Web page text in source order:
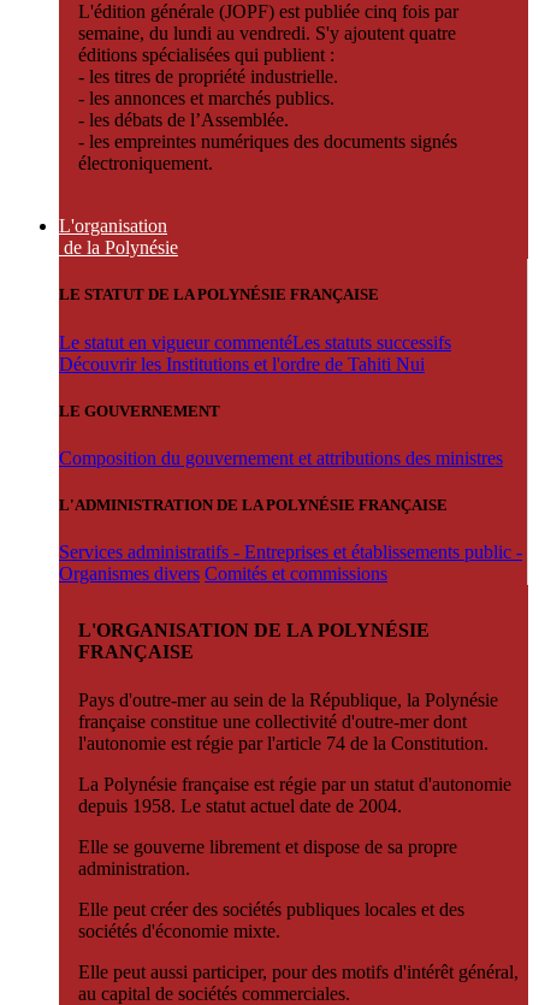
L'édition générale (JOPF) est publiée cinq fois par
semaine, du lundi au vendredi. S'y ajoutent quatre
éditions spécialisées qui publient :
- les titres de propriété industrielle.
- les annonces et marchés publics.
- les débats de l’Assemblée.
- les empreintes numériques des documents signés
électroniquement.
L'organisation
de la Polynésie
LE STATUT DE LA POLYNÉSIE FRANÇAISE
Le statut en vigueur commentéLes statuts successifs
Découvrir les Institutions et l'ordre de Tahiti Nui
LE GOUVERNEMENT
Composition du gouvernement et attributions des ministres
L'ADMINISTRATION DE LA POLYNÉSIE FRANÇAISE
Services administratifs - Entreprises et établissements public -
Organismes divers Comités et commissions
L'ORGANISATION DE LA POLYNÉSIE
FRANÇAISE
Pays d'outre-mer au sein de la République, la Polynésie
française constitue une collectivité d'outre-mer dont
l'autonomie est régie par l'article 74 de la Constitution.
La Polynésie française est régie par un statut d'autonomie
depuis 1958. Le statut actuel date de 2004.
Elle se gouverne librement et dispose de sa propre
administration.
Elle peut créer des sociétés publiques locales et des
sociétés d'économie mixte.
Elle peut aussi participer, pour des motifs d'intérêt général,
au capital de sociétés commerciales.